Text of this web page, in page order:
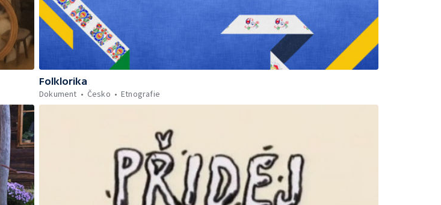
Folklorika
Dokument
Česko Etnografie